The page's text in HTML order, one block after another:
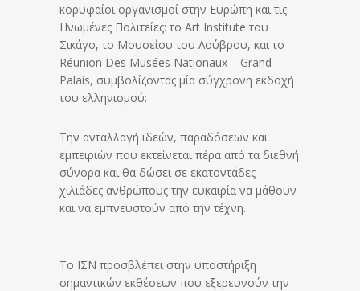
κορυφαίοι οργανισμοί στην Ευρώπη και τις
Ηνωμένες Πολιτείες: το Art Institute του
Σικάγο, το Μουσείου του Λούβρου, και το
Réunion Des Musées Nationaux – Grand
Palais, συμβολίζοντας μία σύγχρονη εκδοχή
του ελληνισμού:
Την ανταλλαγή ιδεών, παραδόσεων και
εμπειριών που εκτείνεται πέρα από τα διεθνή
σύνορα και θα δώσει σε εκατοντάδες
χιλιάδες ανθρώπους την ευκαιρία να μάθουν
και να εμπνευστούν από την τέχνη.
Το ΙΣΝ προσβλέπει στην υποστήριξη
σημαντικών εκθέσεων που εξερευνούν την